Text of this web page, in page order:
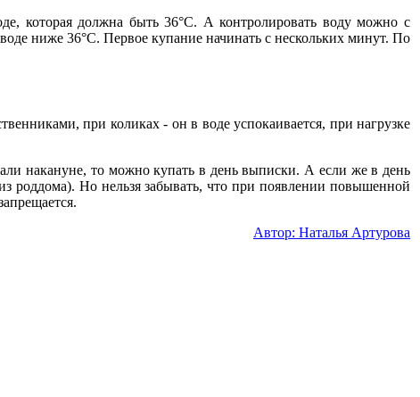
которая должна быть 36°С. А контролировать воду можно с
ниже 36°С. Первое купание начинать с нескольких минут. По
при коликах - он в воде успокаивается, при нагрузке
накануне, то можно купать в день выписки. А если же в день
Но нельзя забывать, что при появлении повышенной
Автор: Наталья Артурова